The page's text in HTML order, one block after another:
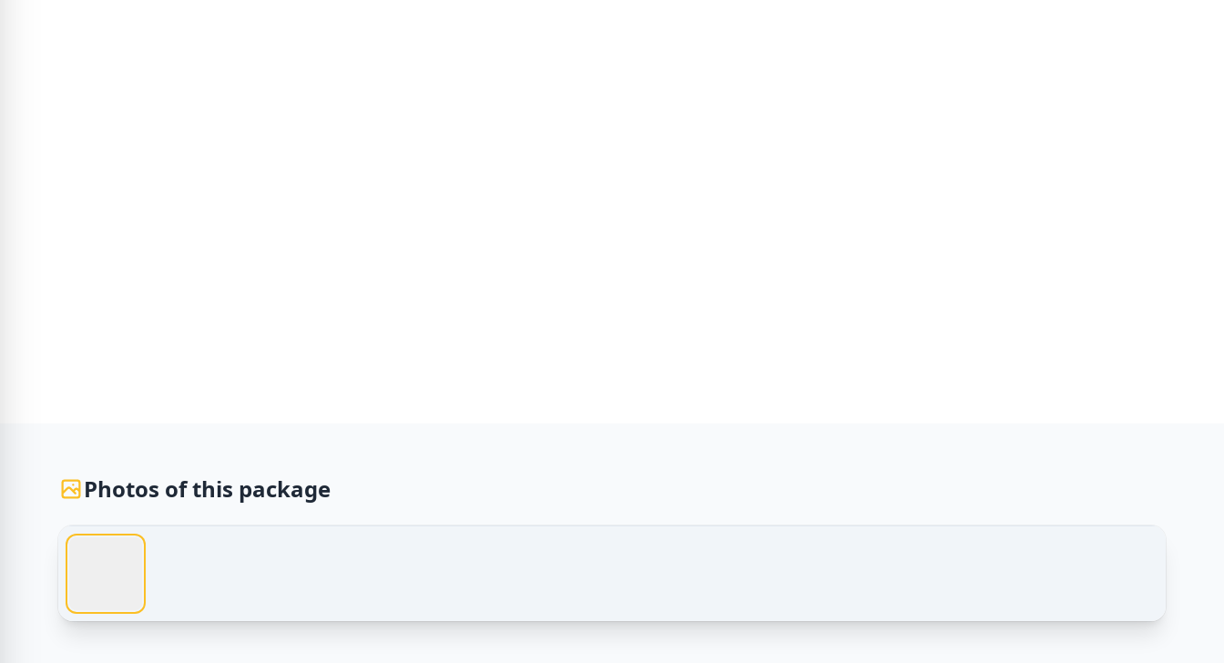
Photos of this package
Egypt Tours – luxor vacation packages – Photos of this package